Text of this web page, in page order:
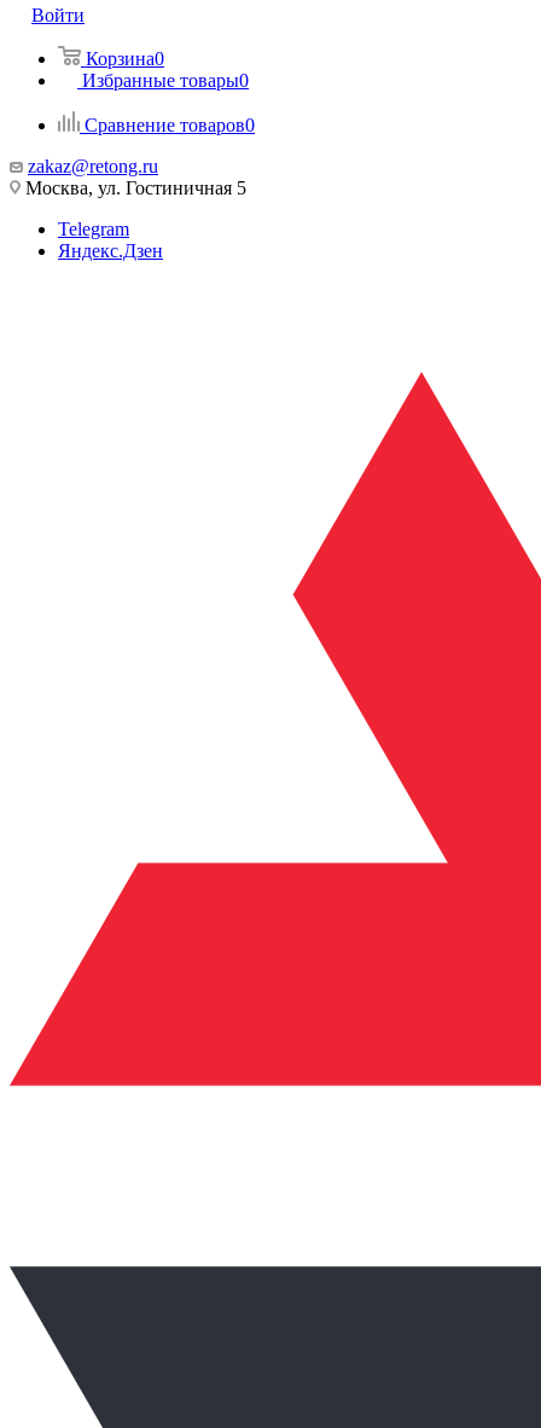
Войти
Корзина0
Избранные товары0
Сравнение товаров0
zakaz@retong.ru
Москва, ул. Гостиничная 5
Telegram
Яндекс.Дзен